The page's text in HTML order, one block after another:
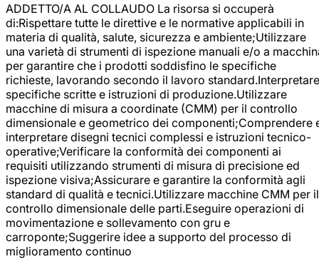
ADDETTO/A AL COLLAUDO La risorsa si occuperà
di:Rispettare tutte le direttive e le normative applicabili in
materia di qualità, salute, sicurezza e ambiente;Utilizzare
una varietà di strumenti di ispezione manuali e/o a
per garantire che i prodotti soddisfino le specifiche
richieste, lavorando secondo il lavoro standard.Interpretare
specifiche scritte e istruzioni di produzione.Utilizzare
macchine di misura a coordinate (CMM) per il controllo
dimensionale e geometrico dei componenti;Comprendere
interpretare disegni tecnici complessi e istruzioni tecnico-
operative;Verificare la conformità dei componenti ai
requisiti utilizzando strumenti di misura di precisione ed
ispezione visiva;Assicurare e garantire la conformità agli
standard di qualità e tecnici.Utilizzare macchine CMM per il
controllo dimensionale delle parti.Eseguire operazioni di
movimentazione e sollevamento con gru e
carroponte;Suggerire idee a supporto del processo di
miglioramento continuo